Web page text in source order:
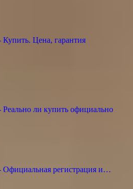
Цена, гарантия
ли купить официально
Официальная регистрация и…